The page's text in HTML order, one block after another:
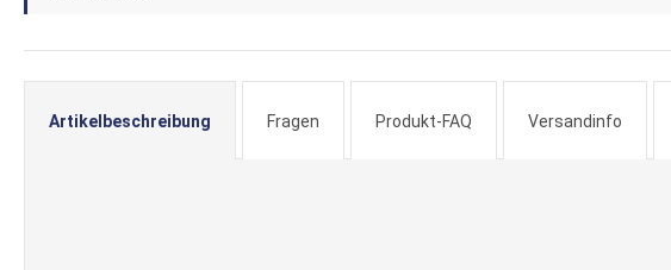
Bildergalerie
springen
Artikelbeschreibung Fragen Produkt-FAQ Versandinfo